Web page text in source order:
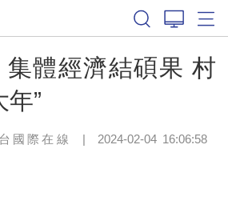
體經濟結碩果 村
年”
國際在線 | 2024-02-04 16:06:58